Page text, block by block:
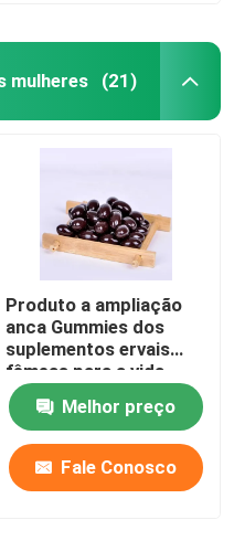
mulheres (21)
Produto a ampliação
anca Gummies dos
suplementos ervais
fêmeas para a vida
saudável
Melhor preço
Fale Conosco